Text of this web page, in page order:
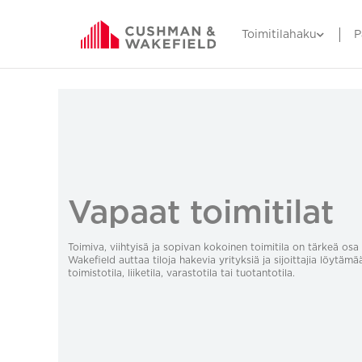
Toimitilahaku
Vapaat toimitilat
Toimiva, viihtyisä ja sopivan kokoinen toimitila on tärkeä osa
Wakefield auttaa tiloja hakevia yrityksiä ja sijoittajia
toimistotila, liiketila, varastotila tai tuotantotila.